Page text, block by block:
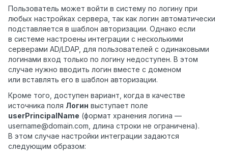
Пользователь может войти в систему по логину при
любых настройках сервера, так как логин автоматически
подставляется в шаблон авторизации. Однако если
в системе настроены интеграции с несколькими
серверами AD/LDAP, для пользователей с одинаковыми
логинами вход только по логину недоступен. В этом
случае нужно вводить логин вместе с доменом
или вставлять его в шаблон авторизации.
Кроме того, доступен вариант, когда в качестве
источника поля Логин выступает поле
userPrincipalName (формат хранения логина —
username@domain.com, длина строки не ограничена).
В этом случае настройки интеграции задаются
следующим образом: